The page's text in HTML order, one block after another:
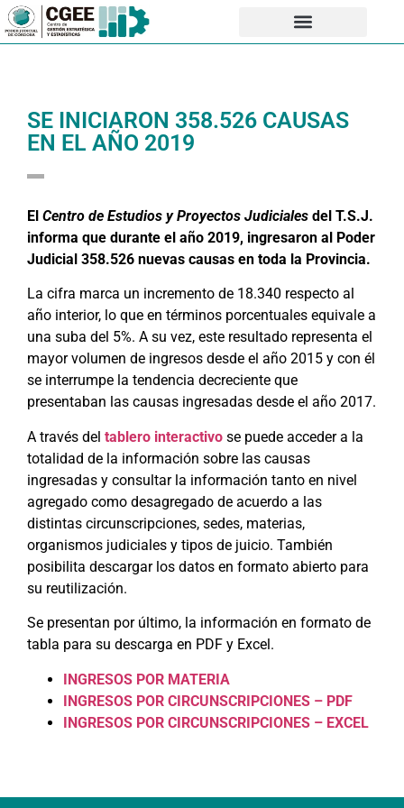
SE INICIARON 358.526 CAUSAS
EN EL AÑO 2019
El Centro de Estudios y Proyectos Judiciales del T.S.J.
informa que durante el año 2019, ingresaron al Poder
Judicial 358.526 nuevas causas en toda la Provincia.
La cifra marca un incremento de 18.340 respecto al
año interior, lo que en términos porcentuales equivale a
una suba del 5%. A su vez, este resultado representa el
mayor volumen de ingresos desde el año 2015 y con él
se interrumpe la tendencia decreciente que
presentaban las causas ingresadas desde el año 2017.
A través del tablero interactivo se puede acceder a la
totalidad de la información sobre las causas
ingresadas y consultar la información tanto en nivel
agregado como desagregado de acuerdo a las
distintas circunscripciones, sedes, materias,
organismos judiciales y tipos de juicio. También
posibilita descargar los datos en formato abierto para
su reutilización.
Se presentan por último, la información en formato de
tabla para su descarga en PDF y Excel.
INGRESOS POR MATERIA
INGRESOS POR CIRCUNSCRIPCIONES – PDF
INGRESOS POR CIRCUNSCRIPCIONES – EXCEL